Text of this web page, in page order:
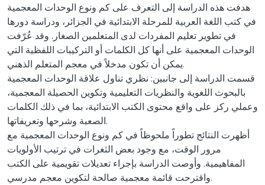
هدفت هذه الدراسة إلى التعرف على كم ونوع الوحدات المعجمية
في كتب اللغة العربية للمرحلة الابتدائية في الجزائر، ودراسة دورها
في تطوير تعليم المفردات لدى المتعلمين الصغار. وقد عُرّفت
الوحدات المعجمية على أنها كل الكلمات أو التركيبات اللفظية التي
يمكن أن تكون مدخلاً في معجم المتعلم الذهني.
قسمت الدراسة إلى جانبين: نظري تناول علاقة الوحدات المعجمية
بالبحوث اللغوية والنظريات التعليمية وتكوين الحصيلة المعجمية،
وعملي ركز على واقع محتوى الكتب الابتدائية، بما في ذلك الكلمات
الصعبة وشرحها وتعريفاتها.
أظهرت النتائج تطوراً ملحوظاً في كم ونوع الوحدات المعجمية مع
مرور الوقت، مع وجود بعض الثغرات في ترتيب الأولويات
المفاهيمية. وأوصت الدراسة بإجراء تعديلات تقويمية على الكتب
واقترحت قائمة معجمية صالحة لتكوين معجم مدرسي.